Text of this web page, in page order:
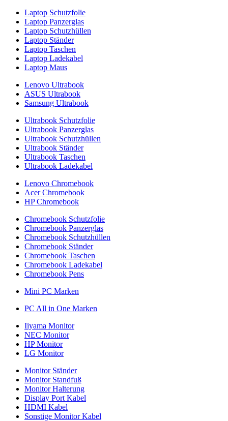
Laptop Schutzfolie
Laptop Panzerglas
Laptop Schutzhüllen
Laptop Ständer
Laptop Taschen
Laptop Ladekabel
Laptop Maus
Lenovo Ultrabook
ASUS Ultrabook
Samsung Ultrabook
Ultrabook Schutzfolie
Ultrabook Panzerglas
Ultrabook Schutzhüllen
Ultrabook Ständer
Ultrabook Taschen
Ultrabook Ladekabel
Lenovo Chromebook
Acer Chromebook
HP Chromebook
Chromebook Schutzfolie
Chromebook Panzerglas
Chromebook Schutzhüllen
Chromebook Ständer
Chromebook Taschen
Chromebook Ladekabel
Chromebook Pens
Mini PC Marken
PC All in One Marken
Iiyama Monitor
NEC Monitor
HP Monitor
LG Monitor
Monitor Ständer
Monitor Standfuß
Monitor Halterung
Display Port Kabel
HDMI Kabel
Sonstige Monitor Kabel